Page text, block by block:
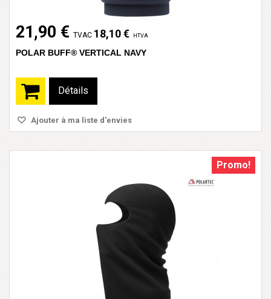
21,90 € TVAC 18,10 € HTVA
POLAR BUFF® VERTICAL NAVY
Détails
Ajouter à ma liste d'envies
Promo!